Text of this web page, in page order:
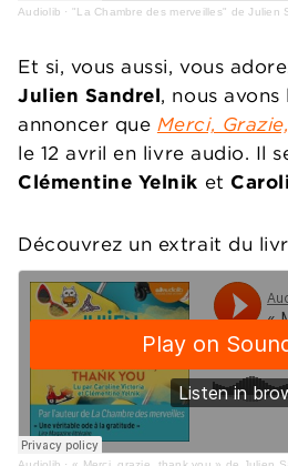
Audiolib · "La Chambre des merveilles" de Julien
Et si, vous aussi, vous
Julien Sandrel, nous
annoncer que Merci,
le 12 avril en livre audio. Il
Clémentine Yelnik et
Découvrez un extrait du